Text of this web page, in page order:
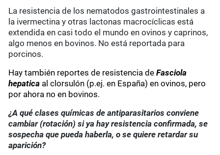
La resistencia de los nematodos gastrointestinales a
la ivermectina y otras lactonas macrocíclicas está
extendida en casi todo el mundo en ovinos y caprinos,
algo menos en bovinos. No está reportada para
porcinos.
Hay también reportes de resistencia deFasciola
hepatica al clorsulón (p.ej. en España) en ovinos, pero
por ahora no en bovinos.
¿A qué clases químicas de antiparasitarios conviene
cambiar (rotación) si ya hay resistencia confirmada, se
sospecha que pueda haberla, o se quiere retardar su
aparición?